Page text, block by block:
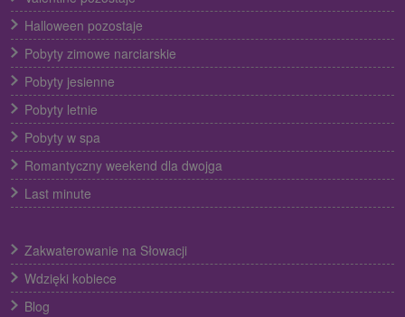
Halloween pozostaje
Pobyty zimowe narciarskie
Pobyty jesienne
Pobyty letnie
Pobyty w spa
Romantyczny weekend dla dwojga
Last minute
Zakwaterowanie na Słowacji
Wdzięki kobiece
Blog